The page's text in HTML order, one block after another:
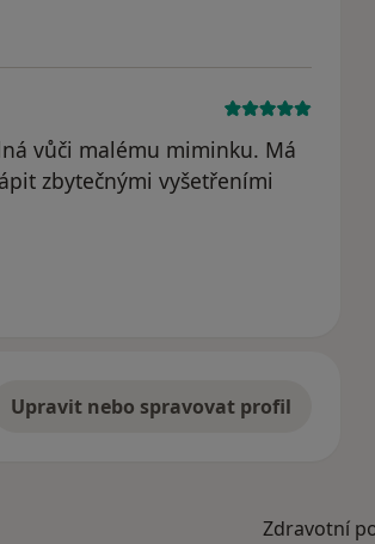
vůči malému miminku. Má
zbytečnými vyšetřeními
Upravit nebo spravovat profil
Zdravotní